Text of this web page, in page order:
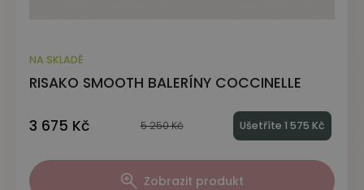
NA SKLADĚ
RISAKO SMOOTH BALERÍNY COCCINELLE
3 675 Kč 5 250 Kč Ušetříte 1 575 Kč
Zobrazit produkt